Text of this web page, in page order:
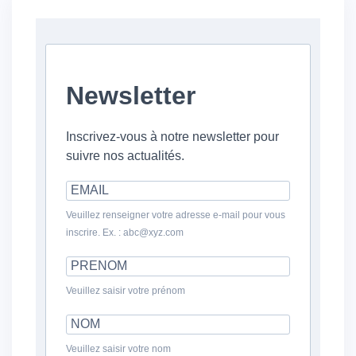
Newsletter
Inscrivez-vous à notre newsletter pour
suivre nos actualités.
Veuillez renseigner votre adresse e-mail pour vous
inscrire. Ex. : abc@xyz.com
Veuillez saisir votre prénom
Veuillez saisir votre nom